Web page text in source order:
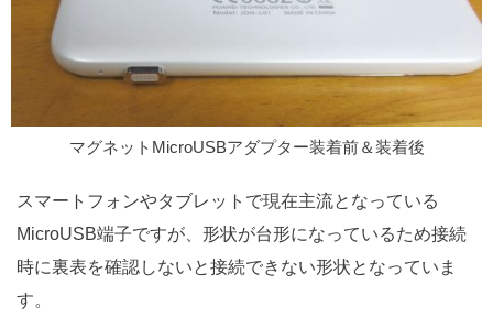
マグネットMicroUSBアダプター装着前＆装着後
スマートフォンやタブレットで現在主流となっている
MicroUSB端子ですが、形状が台形になっているため接続
時に裏表を確認しないと接続できない形状となっていま
す。